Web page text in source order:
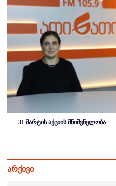
31 მარტის აქციის მნიშვნელობა
არქივი